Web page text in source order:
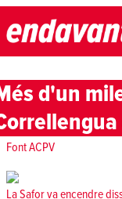
Skip to content
d'un
FontACPV
La Safor va encendre